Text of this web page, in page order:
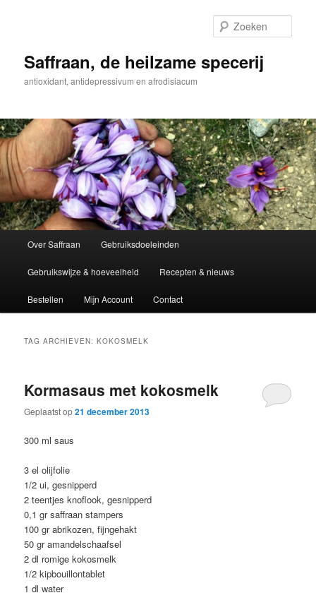
inhoud
inhoudSaffraan, de heilzame specerij
antioxidant, antidepressivum en afrodisiacum
Over Saffraan Gebruiksdoeleinden
Gebruikswijze & hoeveelheid Recepten & nieuws
Bestellen Mijn Account Contact
TAG ARCHIEVEN:KOKOSMELK
Kormasaus met kokosmelk
Geplaatst op21 december 2013
300 ml saus
3 el olijfolie
1/2 ui, gesnipperd
2 teentjes knoflook, gesnipperd
0,1 gr saffraan stampers
100 gr abrikozen, fijngehakt
50 gr amandelschaafsel
2 dl romige kokosmelk
1/2 kipbouillontablet
1 dl water